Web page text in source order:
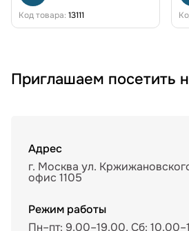
Код товара: 13111
Приглашаем посетить
Адрес
г. Москва ул.
офис 1105
Режим работы
Пн–пт: 9.00–19.00, Сб: